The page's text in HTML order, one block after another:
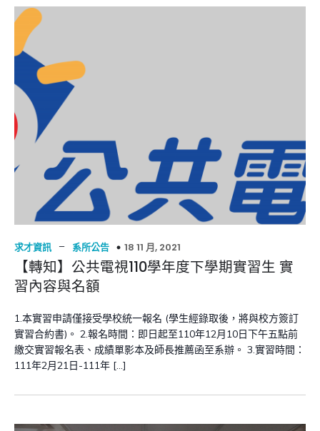
求才資訊 – 系所公告 18 11 月, 2021
【轉知】公共電視110學年度下學期實習生 實
習內容與名額
1.本實習申請僅接受學校統一報名 (學生經錄取後，將與校方簽訂
實習合約書)。 2.報名時間：即日起至110年12月10日下午五點前
繳交實習報名表、成績單影本及師長推薦函至系辦。 3.實習時間：
111年2月21日-111年 […]